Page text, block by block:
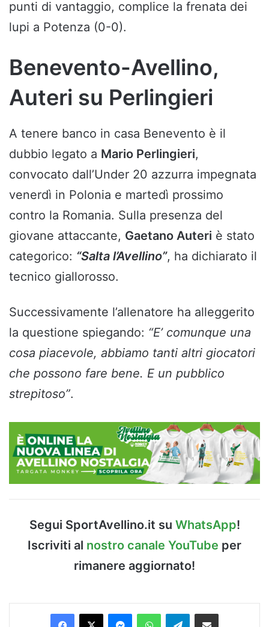
punti di vantaggio, complice la frenata dei
lupi a Potenza (0-0).
Benevento-Avellino,
Auteri su Perlingieri
A tenere banco in casa Benevento è il
dubbio legato a Mario Perlingieri,
convocato dall’Under 20 azzurra impegnata
venerdì in Polonia e martedì prossimo
contro la Romania. Sulla presenza del
giovane attaccante, Gaetano Auteri è stato
categorico: “Salta l’Avellino”, ha dichiarato il
tecnico giallorosso.
Successivamente l’allenatore ha alleggerito
la questione spiegando: “E’ comunque una
cosa piacevole, abbiamo tanti altri giocatori
che possono fare bene. E un pubblico
strepitoso”.
Segui SportAvellino.it su WhatsApp!
Iscriviti al nostro canale YouTube per
rimanere aggiornato!
Facebook
X MessengerWhatsAppTelegramCondividi via Email